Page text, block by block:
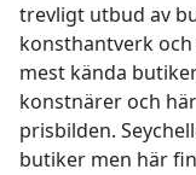
trevligt utbud av
konsthantverk
mest kända
konstnärer och
prisbilden.
butiker men här